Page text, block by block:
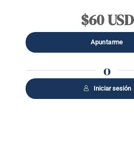
$60 USD
o
Iniciar sesión